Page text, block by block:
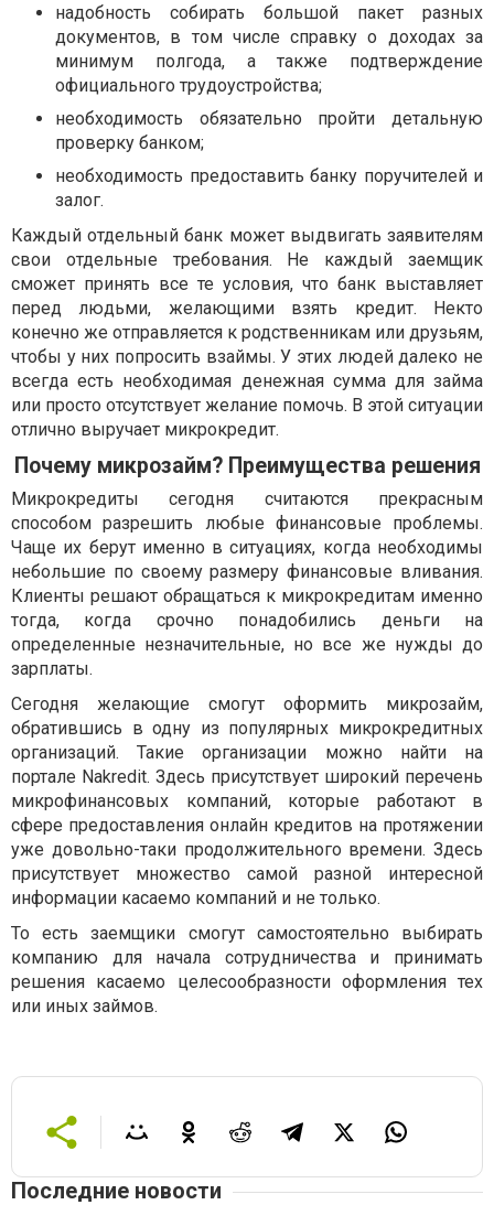
надобность собирать большой пакет разных
документов, в том числе справку о доходах за
минимум полгода, а также подтверждение
официального трудоустройства;
необходимость обязательно пройти детальную
проверку банком;
необходимость предоставить банку поручителей и
залог.
Каждый отдельный банк может выдвигать заявителям
свои отдельные требования. Не каждый заемщик
сможет принять все те условия, что банк выставляет
перед людьми, желающими взять кредит. Некто
конечно же отправляется к родственникам или друзьям,
чтобы у них попросить взаймы. У этих людей далеко не
всегда есть необходимая денежная сумма для займа
или просто отсутствует желание помочь. В этой ситуации
отлично выручает микрокредит.
Почему микрозайм? Преимущества решения
Микрокредиты сегодня считаются прекрасным
способом разрешить любые финансовые проблемы.
Чаще их берут именно в ситуациях, когда необходимы
небольшие по своему размеру финансовые вливания.
Клиенты решают обращаться к микрокредитам именно
тогда, когда срочно понадобились деньги на
определенные незначительные, но все же нужды до
зарплаты.
Сегодня желающие смогут оформить микрозайм,
обратившись в одну из популярных микрокредитных
организаций. Такие организации можно найти на
портале Nakredit. Здесь присутствует широкий перечень
микрофинансовых компаний, которые работают в
сфере предоставления онлайн кредитов на протяжении
уже довольно-таки продолжительного времени. Здесь
присутствует множество самой разной интересной
информации касаемо компаний и не только.
То есть заемщики смогут самостоятельно выбирать
компанию для начала сотрудничества и принимать
решения касаемо целесообразности оформления тех
или иных займов.
Последние новости